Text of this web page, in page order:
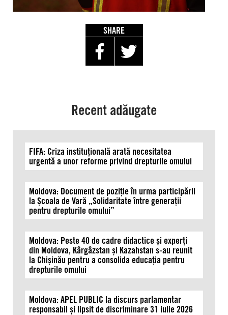
SHARE
Recent adăugate
FIFA: Criza instituțională arată necesitatea
urgentă a unor reforme privind drepturile omului
Moldova: Document de poziție în urma participării
la Școala de Vară „Solidaritate între generații
pentru drepturile omului”
Moldova: Peste 40 de cadre didactice și experți
din Moldova, Kârgâzstan și Kazahstan s-au reunit
la Chișinău pentru a consolida educația pentru
drepturile omului
Moldova: APEL PUBLIC la discurs parlamentar
responsabil și lipsit de discriminare 31 iulie 2026